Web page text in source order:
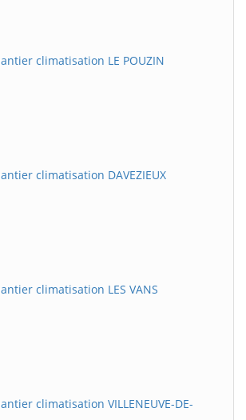
climatisation LE POUZIN
climatisation DAVEZIEUX
climatisation LES VANS
climatisation VILLENEUVE-DE-